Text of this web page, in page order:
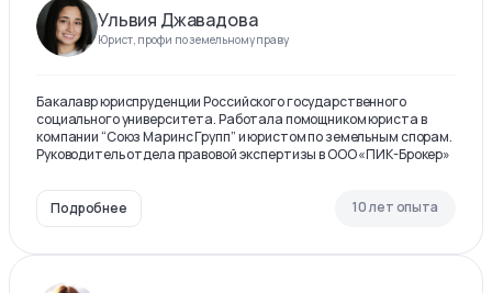
Ульвия Джавадова
Юрист, профи по земельному праву
Бакалавр юриспруденции Российского государственного
социального университета. Работала помощником юриста в
компании “Союз Маринс Групп” и юристом по земельным спорам.
Руководитель отдела правовой экспертизы в ООО «ПИК-Брокер»
Подробнее 10 лет опыта